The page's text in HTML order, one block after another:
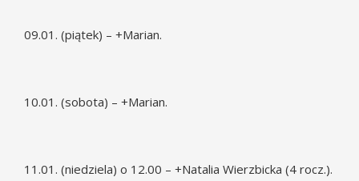
09.01. (piątek) – +Marian.
10.01. (sobota) – +Marian.
11.01. (niedziela) o 12.00 – +Natalia Wierzbicka (4 rocz.).